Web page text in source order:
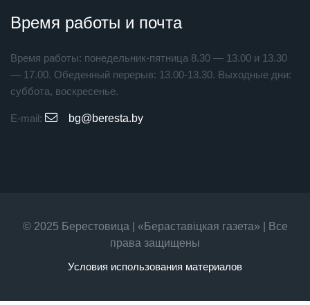
Время работы и почта
Время работы: понедельник-пятница 8.30 — 13.00 и 13.30
— 17.00. Обеденный перерыв: 13.00-13.30. Выходные дни:
суббота, воскресенье.
E-mail: bg@beresta.by
© 2025 Берестовица | «Бераставiцкая газета» | Все
права защищены
Условия использования материалов